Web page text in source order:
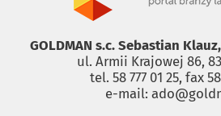
GOLDMAN s.c. Sebastian
ul. Armii Krajowej 86, 83
tel. 58 777 01 25, fax 58
e-mail: